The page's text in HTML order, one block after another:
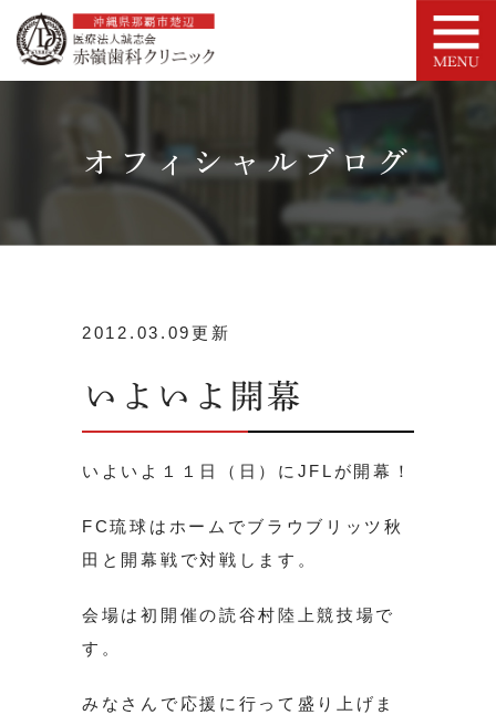
オフィシャルブログ
2012.03.09更新
いよいよ開幕
いよいよ１１日（日）にJFLが開幕！
FC琉球はホームでブラウブリッツ秋
田と開幕戦で対戦します。
会場は初開催の読谷村陸上競技場で
す。
みなさんで応援に行って盛り上げま